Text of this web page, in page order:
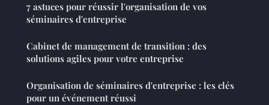
7 astuces pour réussir l'organisation de vos
séminaires d'entreprise
Cabinet de management de transition : des
solutions agiles pour votre entreprise
Organisation de séminaires d'entreprise : les clés
pour un événement réussi